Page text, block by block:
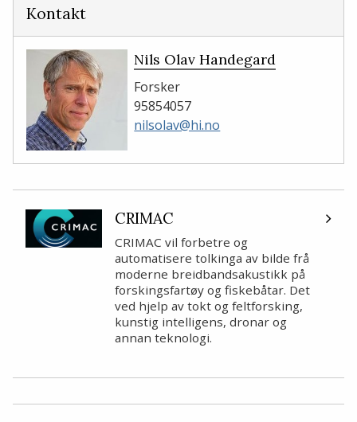
Kontakt
Nils Olav Handegard
Forsker
95854057
nilsolav@hi.no
CRIMAC
CRIMAC vil forbetre og
automatisere tolkinga av bilde frå
moderne breidbandsakustikk på
forskingsfartøy og fiskebåtar. Det
ved hjelp av tokt og feltforsking,
kunstig intelligens, dronar og
annan teknologi.